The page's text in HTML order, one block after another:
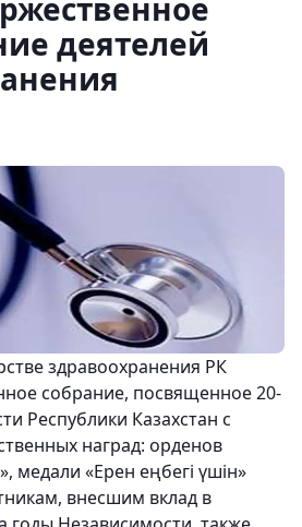
деятелей
здравоохранения РК
собрание, посвященное 20-
Республики Казахстан с
наград: орденов
медали «Ерен еңбегі үшін»
внесшим вклад в